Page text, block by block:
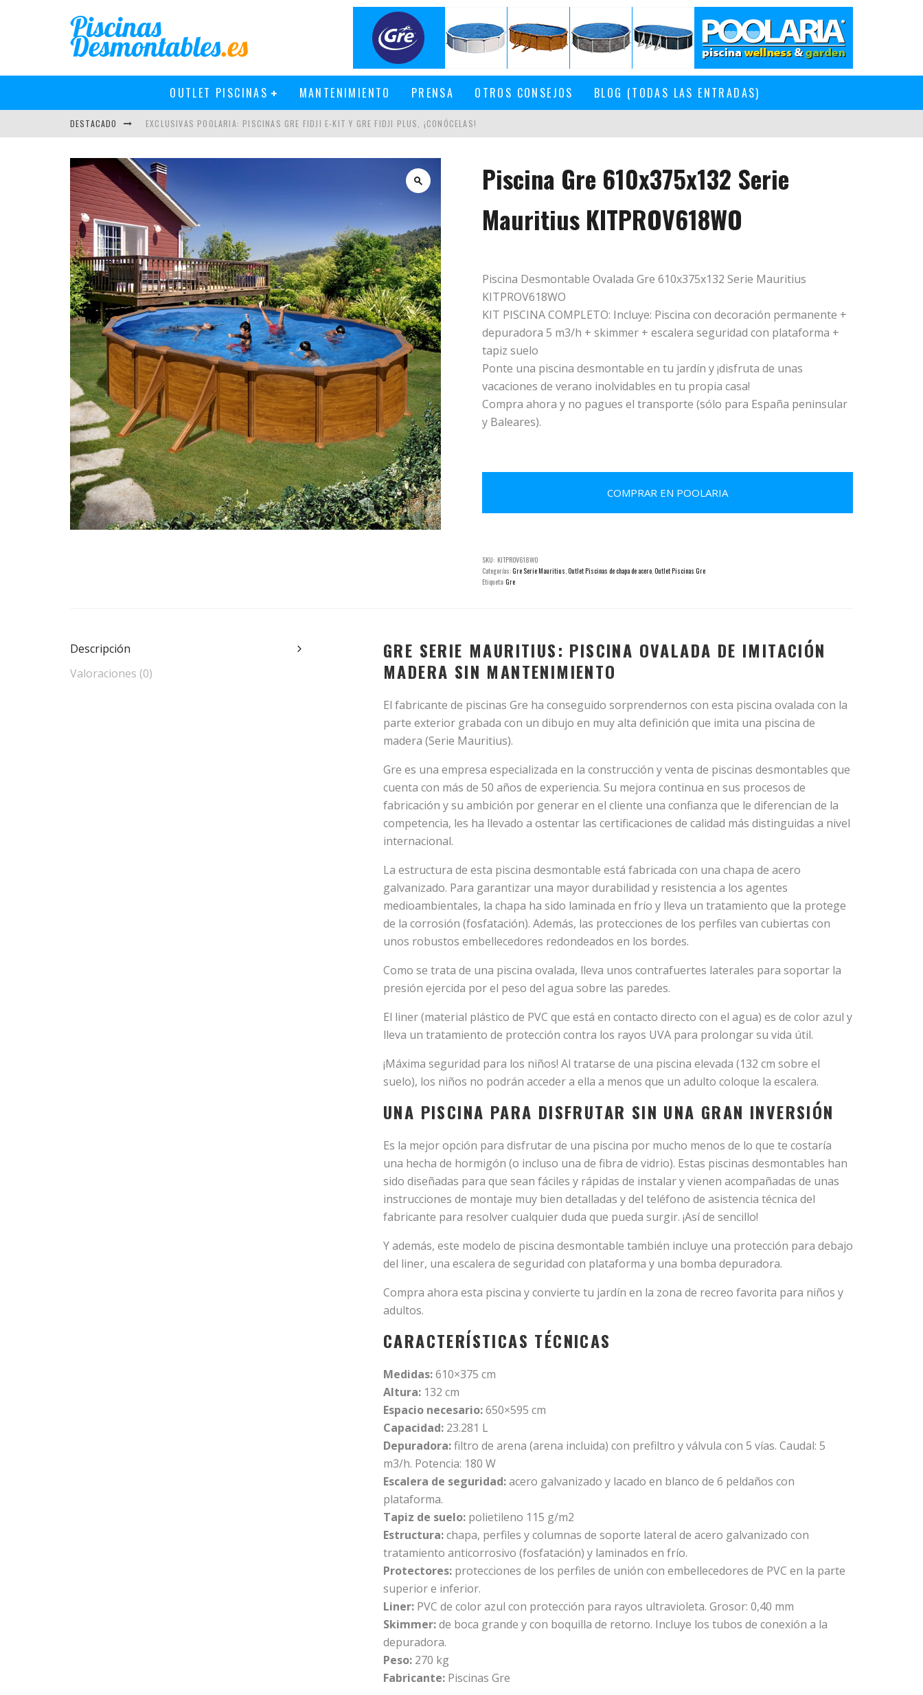
OUTLET PISCINAS MANTENIMIENTO PRENSA OTROS CONSEJOS BLOG (TODAS LAS ENTRADAS)
DESTACADO EXCLUSIVAS POOLARIA: PISCINAS GRE FIDJI E-KIT Y GRE FIDJI PLUS, ¡CONÓCELAS!
PISCINAS GRE 2018: MÁS Y MEJOR
CÓMO INSTALAR UN CLORADOR SALINO EN UNA PISCINA DESMONTABLE
Piscina Gre 610x375x132 Serie
Mauritius KITPROV618WO
Piscina Desmontable Ovalada Gre 610x375x132 Serie Mauritius
KITPROV618WO
KIT PISCINA COMPLETO: Incluye: Piscina con decoración permanente +
depuradora 5 m3/h + skimmer + escalera seguridad con plataforma +
tapiz suelo
Ponte una piscina desmontable en tu jardín y ¡disfruta de unas
vacaciones de verano inolvidables en tu propia casa!
Compra ahora y no pagues el transporte (sólo para España peninsular
y Baleares).
COMPRAR EN POOLARIA
SKU: KITPROV618WO
Categorías:Gre Serie Mauritius,Outlet Piscinas de chapa de acero,Outlet Piscinas Gre
Etiqueta:Gre
Descripción
Valoraciones (0)
GRE SERIE MAURITIUS: PISCINA OVALADA DE IMITACIÓN
MADERA SIN MANTENIMIENTO
El fabricante de piscinas Gre ha conseguido sorprendernos con esta piscina ovalada con la
parte exterior grabada con un dibujo en muy alta definición que imita una piscina de
madera (Serie Mauritius).
Gre es una empresa especializada en la construcción y venta de piscinas desmontables que
cuenta con más de 50 años de experiencia. Su mejora continua en sus procesos de
fabricación y su ambición por generar en el cliente una confianza que le diferencian de la
competencia, les ha llevado a ostentar las certificaciones de calidad más distinguidas a nivel
internacional.
La estructura de esta piscina desmontable está fabricada con una chapa de acero
galvanizado. Para garantizar una mayor durabilidad y resistencia a los agentes
medioambientales, la chapa ha sido laminada en frío y lleva un tratamiento que la protege
de la corrosión (fosfatación). Además, las protecciones de los perfiles van cubiertas con
unos robustos embellecedores redondeados en los bordes.
Como se trata de una piscina ovalada, lleva unos contrafuertes laterales para soportar la
presión ejercida por el peso del agua sobre las paredes.
El liner (material plástico de PVC que está en contacto directo con el agua) es de color azul y
lleva un tratamiento de protección contra los rayos UVA para prolongar su vida útil.
¡Máxima seguridad para los niños! Al tratarse de una piscina elevada (132 cm sobre el
suelo), los niños no podrán acceder a ella a menos que un adulto coloque la escalera.
UNA PISCINA PARA DISFRUTAR SIN UNA GRAN INVERSIÓN
Es la mejor opción para disfrutar de una piscina por mucho menos de lo que te costaría
una hecha de hormigón (o incluso una de fibra de vidrio). Estas piscinas desmontables han
sido diseñadas para que sean fáciles y rápidas de instalar y vienen acompañadas de unas
instrucciones de montaje muy bien detalladas y del teléfono de asistencia técnica del
fabricante para resolver cualquier duda que pueda surgir. ¡Así de sencillo!
Y además, este modelo de piscina desmontable también incluye una protección para debajo
del liner, una escalera de seguridad con plataforma y una bomba depuradora.
Compra ahora esta piscina y convierte tu jardín en la zona de recreo favorita para niños y
adultos.
CARACTERÍSTICAS TÉCNICAS
Medidas:610×375 cm
Altura: 132 cm
Espacio necesario:650×595 cm
Capacidad: 23.281 L
Depuradora:filtro de arena (arena incluida) con prefiltro y válvula con 5 vías. Caudal: 5
m3/h. Potencia: 180 W
Escalera de seguridad:acero galvanizado y lacado en blanco de 6 peldaños con
plataforma.
Tapiz de suelo: polietileno 115 g/m2
Estructura:chapa, perfiles y columnas de soporte lateral de acero galvanizado con
tratamiento anticorrosivo (fosfatación) y laminados en frío.
Protectores: protecciones de los perfiles de unión con embellecedores de PVC en la parte
superior e inferior.
Liner: PVC de color azul con protección para rayos ultravioleta. Grosor: 0,40 mm
Skimmer:de boca grande y con boquilla de retorno. Incluye los tubos de conexión a la
depuradora.
Peso: 270 kg
Fabricante: Piscinas Gre